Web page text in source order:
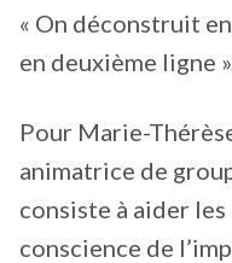
« On déconstruit
en deuxième ligne
Pour Marie-
animatrice de
consiste à aider
conscience de